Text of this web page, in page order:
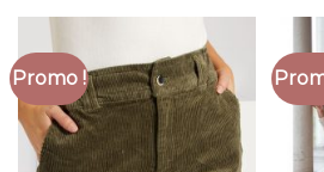
Promo !